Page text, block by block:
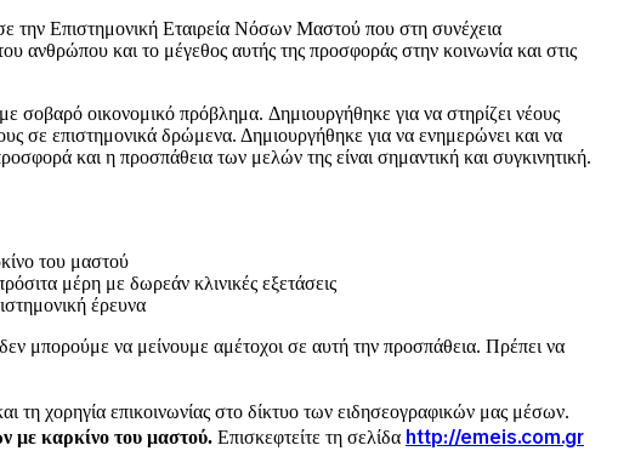
την Επιστημονική Εταιρεία Νόσων Μαστού που στη συνέχεια
ανθρώπου και το μέγεθος αυτής της προσφοράς στην κοινωνία και στις
σοβαρό οικονομικό πρόβλημα. Δημιουργήθηκε για να στηρίζει νέους
σε επιστημονικά δρώμενα. Δημιουργήθηκε για να ενημερώνει και να
και η προσπάθεια των μελών της είναι σημαντική και συγκινητική.
του μαστού
μέρη με δωρεάν κλινικές εξετάσεις
έρευνα
μπορούμε να μείνουμε αμέτοχοι σε αυτή την προσπάθεια. Πρέπει να
τη χορηγία επικοινωνίας στο δίκτυο των ειδησεογραφικών μας μέσων.
με καρκίνο του μαστού. Επισκεφτείτε τη σελίδα http://emeis.com.gr